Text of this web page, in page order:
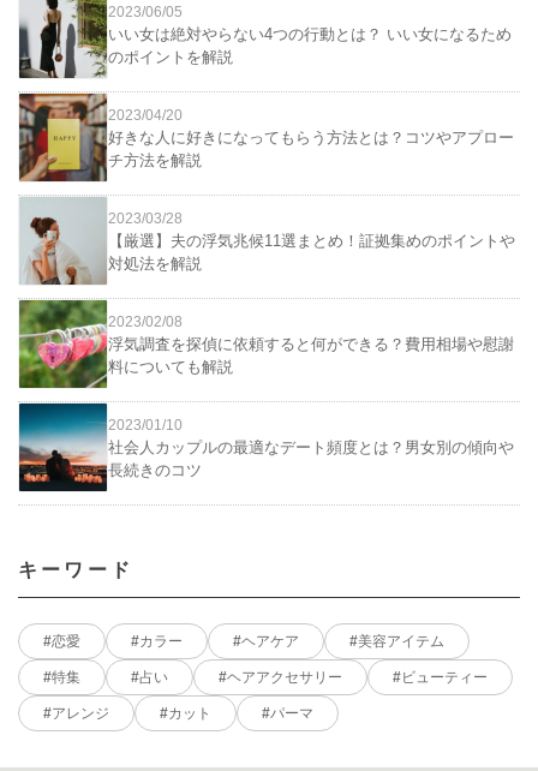
2023/06/05
いい女は絶対やらない4つの行動とは？ いい女になるため
のポイントを解説
2023/04/20
好きな人に好きになってもらう方法とは？コツやアプロー
チ方法を解説
2023/03/28
【厳選】夫の浮気兆候11選まとめ！証拠集めのポイントや
対処法を解説
2023/02/08
浮気調査を探偵に依頼すると何ができる？費用相場や慰謝
料についても解説
2023/01/10
社会人カップルの最適なデート頻度とは？男女別の傾向や
長続きのコツ
キーワード
恋愛 カラー ヘアケア 美容アイテム
特集 占い ヘアアクセサリー ビューティー
アレンジ カット パーマ